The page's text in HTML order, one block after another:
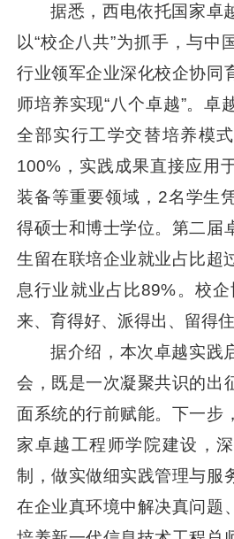
据悉，西电依托国家卓
以“校企八共”为抓手，与中
行业领军企业深化校企协同
师培养实现“八个卓越”。卓
全部实行工学交替培养模
100%，实践成果直接应用
装备等重要领域，2名学生
得硕士和博士学位。第二届
生留在联培企业就业占比超
息行业就业占比89%。校
来、育得好、派得出、留得住
据介绍，本次卓越实践
会，既是一次凝聚共识的出
面系统的行前赋能。下一步
家卓越工程师学院建设，
制，做实做细实践管理与服
在企业真环境中解决真问题